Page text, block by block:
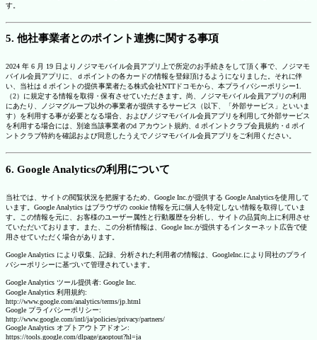
す。
5. 他社事業者とのポイント連携に関する事項
2024 年 6 月 19 日よりノジマモバイル会員アプリ上で所定のお手続きをして頂く事で、ノジマモ
バイル会員アプリに、ｄポイントの各カードの情報を登録頂けるようになりました。それに伴
い、当社は d ポイントの提供事業者たる株式会社NTTドコモから、本プライバシーポリシー1.
（2）に規定する情報を取得・保有させていただきます。尚、ノジマモバイル会員アプリの利用
にあたり、ノジマグループ以外の事業者が提供するサービス（以下、「外部サービス」といいま
す）を利用する事が必要となる場合、およびノジマモバイル会員アプリを利用して外部サービス
を利用する場合には、別途当該事業者のd アカウント規約、d ポイントクラブ会員規約・d ポイ
ントクラブ特約を確認および同意したうえでノジマモバイル会員アプリをご利用ください。
6. Google Analyticsの利用について
当社では、サイトの閲覧状況を把握するため、Google Inc.が提供する Google Analyticsを使用して
います。Google Analytics はブラウザの cookie 情報を元に個人を特定しない情報を取得していま
す。この情報を元に、お客様のユーザー属性と行動履歴を分析し、サイトの品質向上に利用させ
ていただいております。また、この分析情報は、Google Inc.が提供するインターネット広告で使
用させていただく場合があります。
Google Analytics により収集、記録、分析された利用者の情報は、GoogleInc.により同社のプライ
バシーポリシーに基づいて管理されています。
Google Analytics ツール提供者: Google Inc.
Google Analytics 利用規約:
http://www.google.com/analytics/terms/jp.html
Google プライバシーポリシー:
http://www.google.com/intl/ja/policies/privacy/partners/
Google Analytics オプトアウトアドオン:
https://tools.google.com/dlpage/gaoptout?hl=ja